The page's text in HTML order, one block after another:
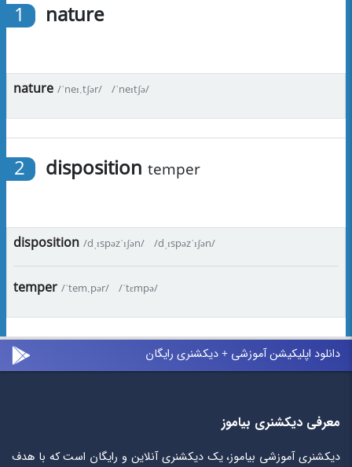
1 nature
nature /ˈneɪ.tʃər/ /ˈneɪtʃə/
2 disposition temper
disposition /dˌɪspəzˈɪʃən/ /dˌɪspəzˈɪʃən/
temper /ˈtem.pər/ /ˈtɛmpə/
دانلود اپلیکیشن آموزشی + دیکشنری رایگان
معرفی دیکشنری بیاموز
دیکشنری آموزشی بیاموز، یک دیکشنری آنلاین و رایگان است که با هدف